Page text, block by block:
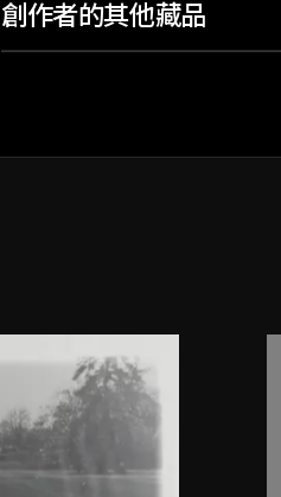
創作者的其他藏品